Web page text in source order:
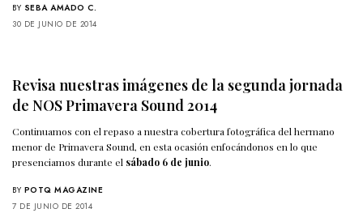
BY SEBA AMADO C.
30 DE JUNIO DE 2014
Revisa nuestras imágenes de la segunda jornada
de NOS Primavera Sound 2014
Continuamos con el repaso a nuestra cobertura fotográfica del hermano
menor de Primavera Sound, en esta ocasión enfocándonos en lo que
presenciamos durante el sábado 6 de junio.
BY POTQ MAGAZINE
7 DE JUNIO DE 2014